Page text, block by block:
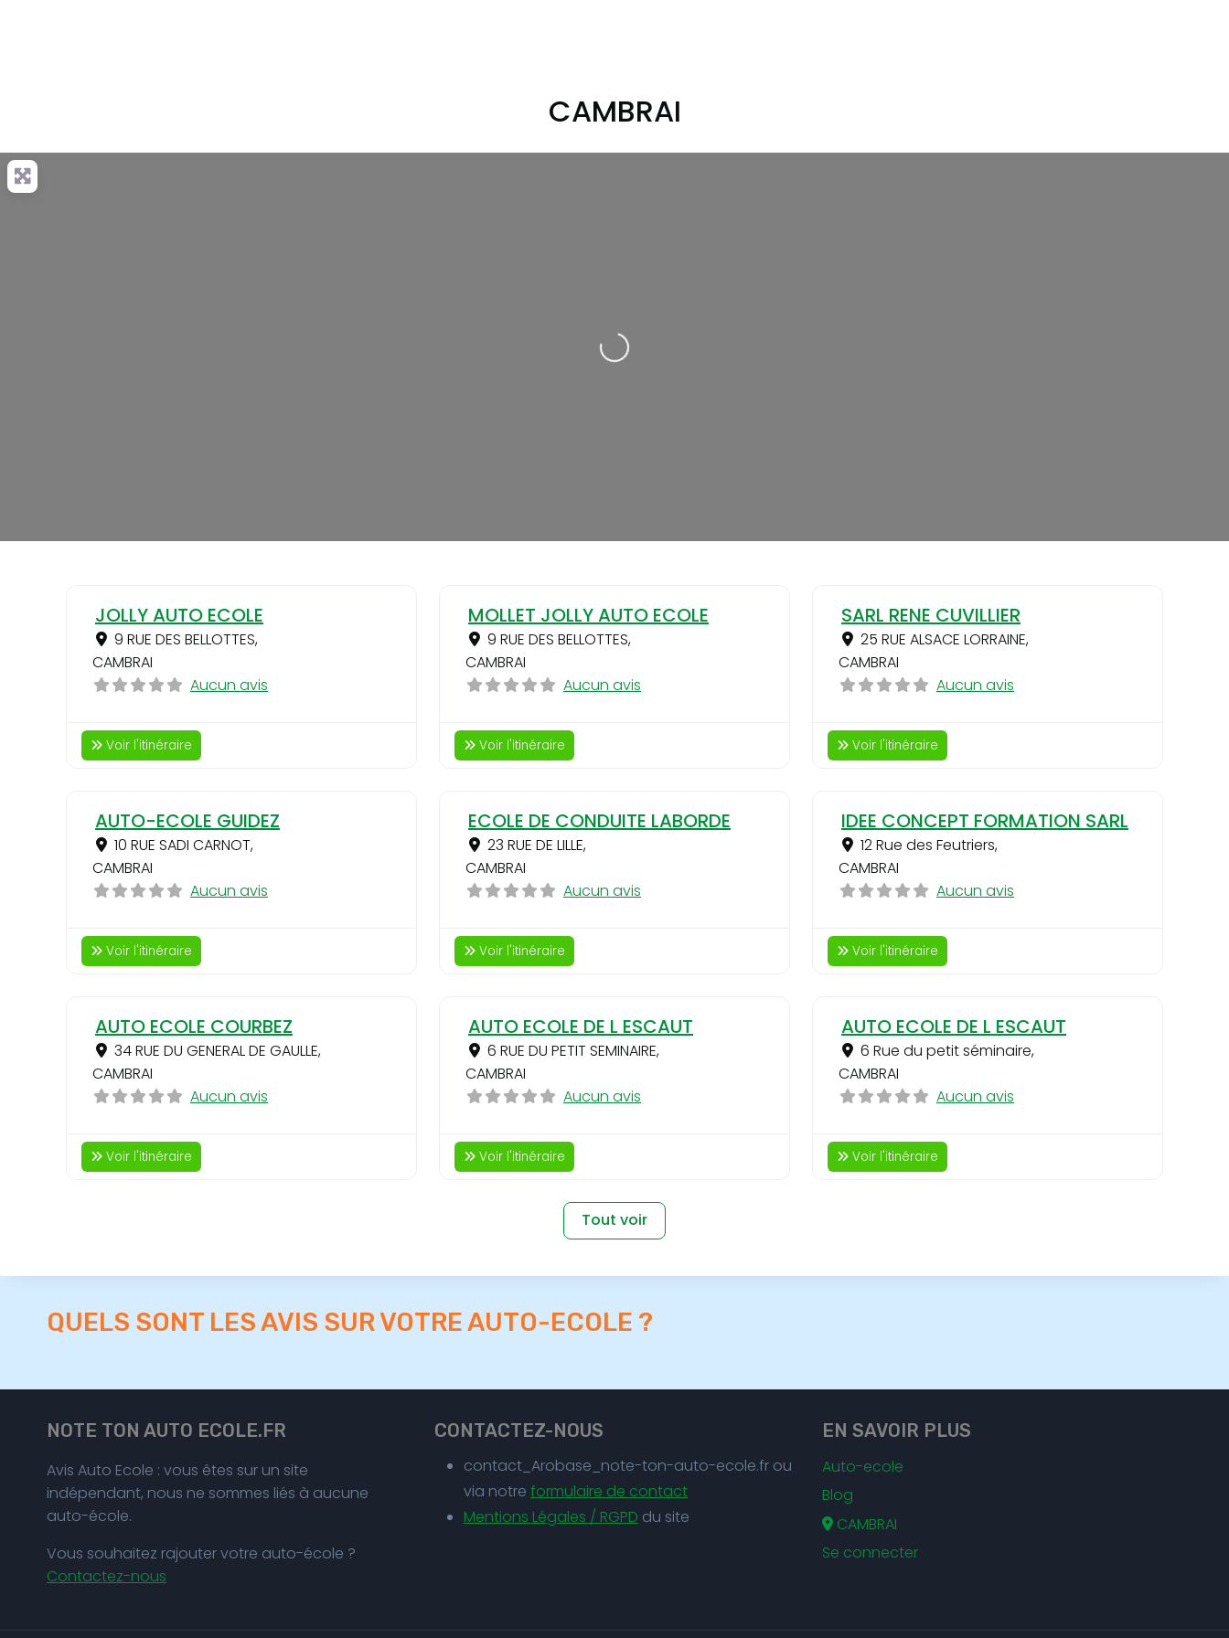
CAMBRAI
Loading...
JOLLY AUTO ECOLE
9 RUE DES BELLOTTES,
CAMBRAI
Aucun avis
Voir l'itinéraire
MOLLET JOLLY AUTO ECOLE
9 RUE DES BELLOTTES,
CAMBRAI
Aucun avis
Voir l'itinéraire
SARL RENE CUVILLIER
25 RUE ALSACE LORRAINE,
CAMBRAI
Aucun avis
Voir l'itinéraire
AUTO-ECOLE GUIDEZ
10 RUE SADI CARNOT,
CAMBRAI
Aucun avis
Voir l'itinéraire
ECOLE DE CONDUITE LABORDE
23 RUE DE LILLE,
CAMBRAI
Aucun avis
Voir l'itinéraire
IDEE CONCEPT FORMATION SARL
12 Rue des Feutriers,
CAMBRAI
Aucun avis
Voir l'itinéraire
AUTO ECOLE COURBEZ
34 RUE DU GENERAL DE GAULLE,
CAMBRAI
Aucun avis
Voir l'itinéraire
AUTO ECOLE DE L ESCAUT
6 RUE DU PETIT SEMINAIRE,
CAMBRAI
Aucun avis
Voir l'itinéraire
AUTO ECOLE DE L ESCAUT
6 Rue du petit séminaire,
CAMBRAI
Aucun avis
Voir l'itinéraire
Tout voir
QUELS SONT LES AVIS SUR VOTRE AUTO-ECOLE ?
NOTE TON AUTO ECOLE.FR
Avis Auto Ecole : vous êtes sur un site
indépendant, nous ne sommes liés à aucune
auto-école.
Vous souhaitez rajouter votre auto-école ?
Contactez-nous
CONTACTEZ-NOUS
contact_Arobase_note-ton-auto-ecole.fr ou
via notre formulaire de contact
Mentions Légales / RGPD du site
EN SAVOIR PLUS
Auto-ecole
Blog
CAMBRAI
Se connecter